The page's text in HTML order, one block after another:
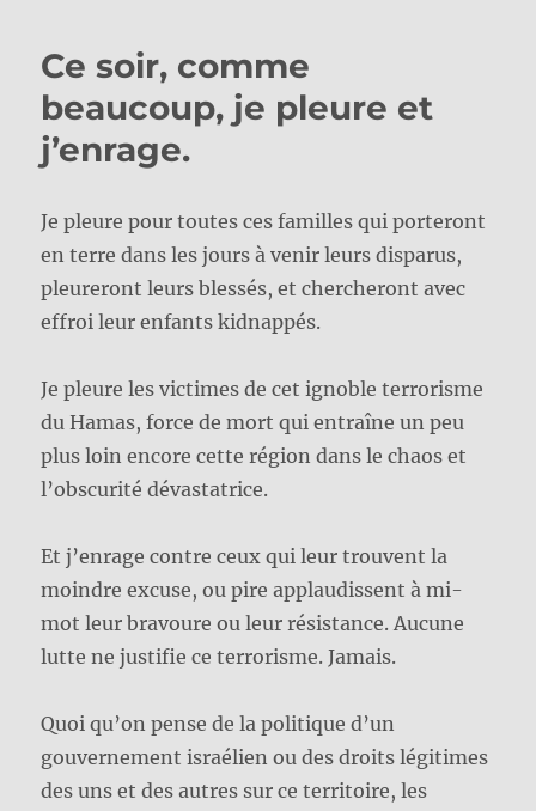
Ce soir, comme
beaucoup, je pleure et
j’enrage.
Je pleure pour toutes ces familles qui porteront
en terre dans les jours à venir leurs disparus,
pleureront leurs blessés, et chercheront avec
effroi leur enfants kidnappés.
Je pleure les victimes de cet ignoble terrorisme
du Hamas, force de mort qui entraîne un peu
plus loin encore cette région dans le chaos et
l’obscurité dévastatrice.
Et j’enrage contre ceux qui leur trouvent la
moindre excuse, ou pire applaudissent à mi-
motleur bravoure ou leur résistance. Aucune
lutte ne justifie ce terrorisme. Jamais.
Quoi qu’on pense de la politique d’un
gouvernement israélien ou des droits légitimes
des uns et des autres sur ce territoire, les